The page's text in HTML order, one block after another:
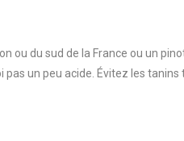
ou du sud de la France ou un pinot
un peu acide. Évitez les tanins